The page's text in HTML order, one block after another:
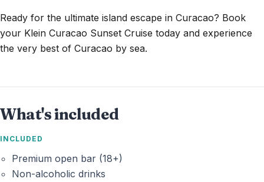
Ready for the ultimate island escape in Curacao? Book
your Klein Curacao Sunset Cruise today and experience
the very best of Curacao by sea.
What's included
INCLUDED
Premium open bar (18+)
Non-alcoholic drinks